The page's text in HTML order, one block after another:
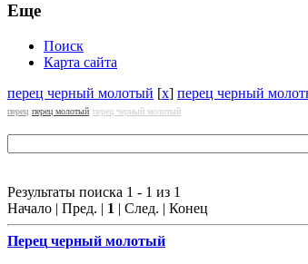
Еще
Поиск
Карта сайта
перец черный молотый [x] перец черный
перец перец молотый перец черный молотый
Результаты поиска 1 - 1 из 1
Начало | Пред. | 1 | След. | Конец
Перец черный молотый